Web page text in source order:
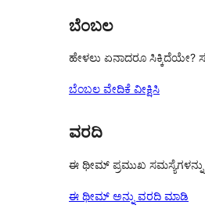
ಬೆಂಬಲ
ಹೇಳಲು ಏನಾದರೂ ಸಿಕ್ಕಿದೆಯೇ?
ಬೆಂಬಲ ವೇದಿಕೆ ವೀಕ್ಷಿಸಿ
ವರದಿ
ಈ ಥೀಮ್ ಪ್ರಮುಖ
ಈ ಥೀಮ್ ಅನ್ನು ವರದಿ ಮಾಡಿ